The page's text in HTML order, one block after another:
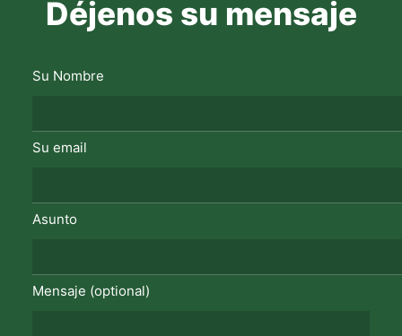
Déjenos su mensaje
Su Nombre
Su email
Asunto
Mensaje (optional)